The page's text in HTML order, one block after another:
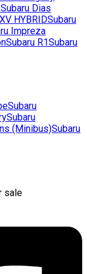
Subaru Dias
XV HYBRIDSubaru
Impreza
Subaru R1Subaru
Subaru
Subaru
(Minibus)Subaru
sale